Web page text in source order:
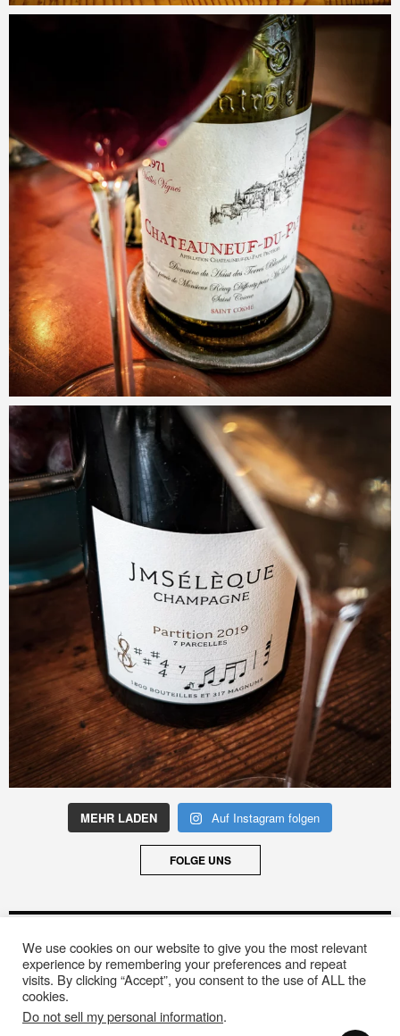
MEHR LADEN Auf Instagram folgen
FOLGE UNS
Archiv
© 2020 Designed byThe Fox WordPress Theme
We use cookies on our website to give you the most relevant
experience by remembering your preferences and repeat
visits. By clicking “Accept”, you consent to the use of ALL the
cookies.
Do not sell my personal information.